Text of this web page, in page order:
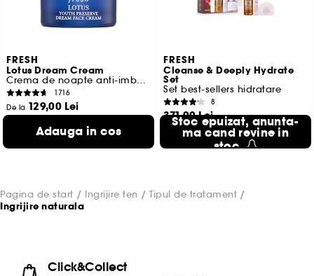
FRESH
Lotus Dream Cream
Crema de noapte anti-imbatranire cu lotus si vitamina E
1716
De la 129,00 Lei
860,00 Lei
2 variante disponibile
Adauga in cos
FRESH
Cleanse & Deeply Hydrate
Set
Set best-sellers hidratare
8
371,00 Lei
200,54 Lei /100ml
Stoc epuizat, anunta-
ma cand revine in
stoc
Pagina de start Ingrijire ten Tipul de tratament
Ingrijire naturala
Click&Collect